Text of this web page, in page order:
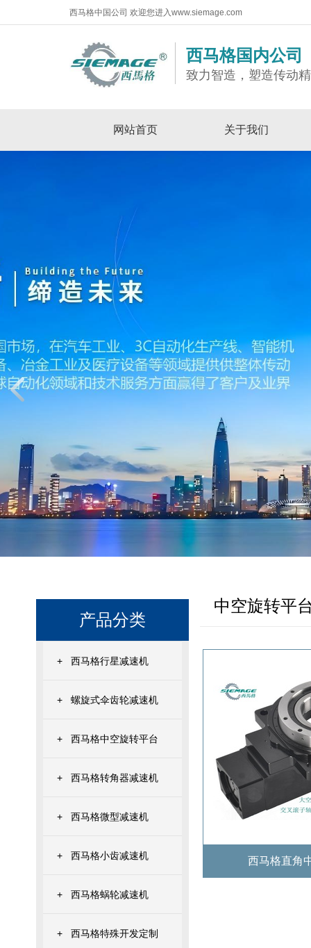
西马格中国公司 欢迎您进入www.siemage.com
西马格国内公司
致力智造，塑造传动
网站首页 关于我们
产品分类
+ 西马格行星减速机
+ 螺旋式伞齿轮减速机
+ 西马格中空旋转平台
+ 西马格转角器减速机
+ 西马格微型减速机
+ 西马格小齿减速机
+ 西马格蜗轮减速机
+ 西马格特殊开发定制
中空旋转平
西马格直角